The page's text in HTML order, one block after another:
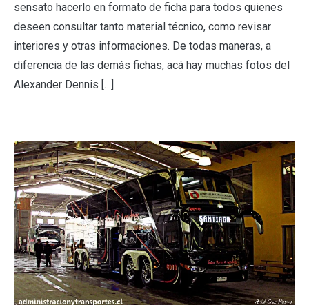
sensato hacerlo en formato de ficha para todos quienes
deseen consultar tanto material técnico, como revisar
interiores y otras informaciones. De todas maneras, a
diferencia de las demás fichas, acá hay muchas fotos del
Alexander Dennis […]